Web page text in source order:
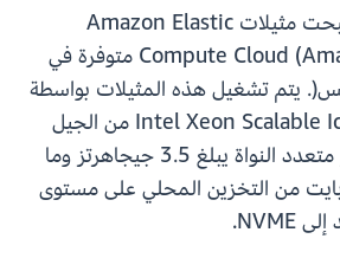
بدءًا من اليوم، أصبحت مثيلات Amazon Elastic
Compute Cloud (Amazon EC2) C6id متوفرة في
يتم تشغيل هذه المثيلات بواسطة
معالجات Intel Xeon Scalable Ice Lake من الجيل
الثالث بتردد توربو متعدد النواة يبلغ 3.5 جيجاهرتز وما
7.6 تيرابايت من التخزين المحلي على مستوى